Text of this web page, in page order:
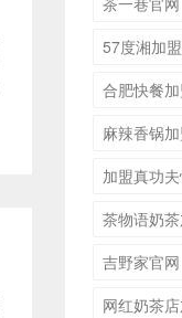
57度湘加
合肥快餐
麻辣香锅
加盟真功
茶物语奶
吉野家官网
网红奶茶